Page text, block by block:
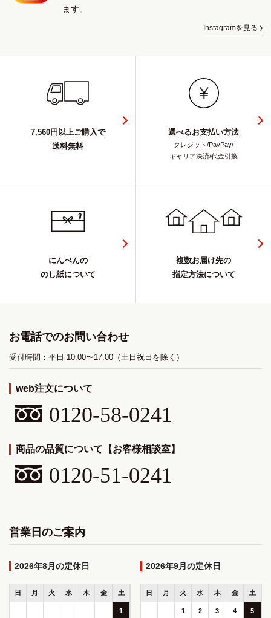
ます。
Instagramを見る
7,560円以上ご購入で
送料無料
選べるお支払い方法
クレジット/PayPay/
キャリア決済/代金引換
にんべんの
のし紙について
複数お届け先の
指定方法について
お電話でのお問い合わせ
受付時間：平日 10:00〜17:00（土日祝日を除く）
web注文について
0120-58-0241
商品の品質について【お客様相談室】
0120-51-0241
営業日のご案内
2026年8月
日 月 火 水 木 金 土
1
2026年9月
日 月 火 水 木 金 土
1 2 3 4 5